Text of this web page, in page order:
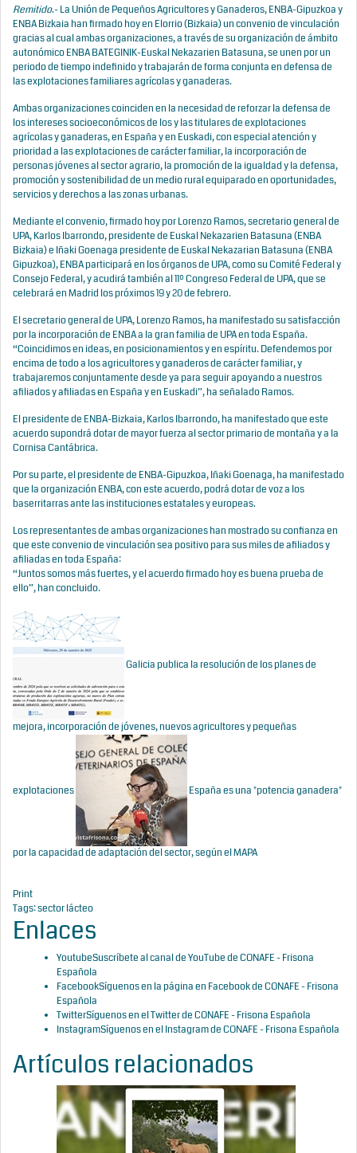
Remitido.- La Unión de Pequeños Agricultores y Ganaderos, ENBA-Gipuzkoa y
ENBA Bizkaia han firmado hoy en Elorrio (Bizkaia) un convenio de vinculación
gracias al cual ambas organizaciones, a través de su organización de ámbito
autonómico ENBA BATEGINIK-Euskal Nekazarien Batasuna, se unen por un
periodo de tiempo indefinido y trabajarán de forma conjunta en defensa de
las explotaciones familiares agrícolas y ganaderas.
Ambas organizaciones coinciden en la necesidad de reforzar la defensa de
los intereses socioeconómicos de los y las titulares de explotaciones
agrícolas y ganaderas, en España y en Euskadi, con especial atención y
prioridad a las explotaciones de carácter familiar, la incorporación de
personas jóvenes al sector agrario, la promoción de la igualdad y la defensa,
promoción y sostenibilidad de un medio rural equiparado en oportunidades,
servicios y derechos a las zonas urbanas.
Mediante el convenio, firmado hoy por Lorenzo Ramos, secretario general de
UPA, Karlos Ibarrondo, presidente de Euskal Nekazarien Batasuna (ENBA
Bizkaia) e Iñaki Goenaga presidente de Euskal Nekazarian Batasuna (ENBA
Gipuzkoa), ENBA participará en los órganos de UPA, como su Comité Federal y
Consejo Federal, y acudirá también al 11º Congreso Federal de UPA, que se
celebrará en Madrid los próximos 19 y 20 de febrero.
El secretario general de UPA, Lorenzo Ramos, ha manifestado su satisfacción
por la incorporación de ENBA a la gran familia de UPA en toda España.
“Coincidimos en ideas, en posicionamientos y en espíritu. Defendemos por
encima de todo a los agricultores y ganaderos de carácter familiar, y
trabajaremos conjuntamente desde ya para seguir apoyando a nuestros
afiliados y afiliadas en España y en Euskadi”, ha señalado Ramos.
El presidente de ENBA-Bizkaia, Karlos Ibarrondo, ha manifestado que este
acuerdo supondrá dotar de mayor fuerza al sector primario de montaña y a la
Cornisa Cantábrica.
Por su parte, el presidente de ENBA-Gipuzkoa, Iñaki Goenaga, ha manifestado
que la organización ENBA, con este acuerdo, podrá dotar de voz a los
baserritarras ante las instituciones estatales y europeas.
Los representantes de ambas organizaciones han mostrado su confianza en
que este convenio de vinculación sea positivo para sus miles de afiliados y
afiliadas en toda España:
“Juntos somos más fuertes, y el acuerdo firmado hoy es buena prueba de
ello”, han concluido.
Galicia publica la resolución de los planes de
mejora, incorporación de jóvenes, nuevos agricultores y pequeñas
explotaciones España es una "potencia ganadera"
por la capacidad de adaptación del sector, según el MAPA
Print
Tags:sector lácteo
Enlaces
YoutubeSuscríbete al canal de YouTube de CONAFE - Frisona
Española
FacebookSíguenos en la página en Facebook de CONAFE - Frisona
Española
TwitterSíguenos en el Twitter de CONAFE - Frisona Española
InstagramSíguenos en el Instagram de CONAFE - Frisona Española
Artículos relacionados